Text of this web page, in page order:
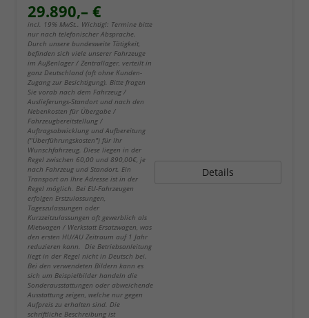
29.890,– €
incl. 19% MwSt.. Wichtig!: Termine bitte
nur nach telefonischer Absprache.
Durch unsere bundesweite Tätigkeit,
befinden sich viele unserer Fahrzeuge
im Außenlager / Zentrallager, verteilt in
ganz Deutschland (oft ohne Kunden-
Zugang zur Besichtigung). Bitte fragen
Sie vorab nach dem Fahrzeug /
Auslieferungs-Standort und nach den
Nebenkosten für Übergabe /
Fahrzeugbereitstellung /
Auftragsabwicklung und Aufbereitung
("Überführungskosten") für Ihr
Wunschfahrzeug. Diese liegen in der
Regel zwischen 60,00 und 890,00€, je
nach Fahrzeug und Standort. Ein
Transport an Ihre Adresse ist in der
Regel möglich. Bei EU-Fahrzeugen
erfolgen Erstzulassungen,
Tageszulassungen oder
Kurzzeitzulassungen oft gewerblich als
Mietwagen / Werkstatt Ersatzwagen, was
den ersten HU/AU Zeitraum auf 1 Jahr
reduzieren kann. Die Betriebsanleitung
liegt in der Regel nicht in Deutsch bei.
Bei den verwendeten Bildern kann es
sich um Beispielbilder handeln die
Sonderausstattungen oder abweichende
Ausstattung zeigen, welche nur gegen
Aufpreis zu erhalten sind. Die
schriftliche Beschreibung ist
Details